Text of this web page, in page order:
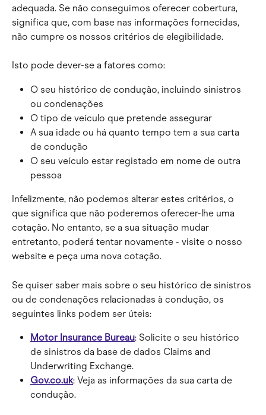
adequada. Se não conseguimos oferecer cobertura,
significa que, com base nas informações fornecidas,
não cumpre os nossos critérios de elegibilidade.
Isto pode dever-se a fatores como:
O seu histórico de condução, incluindo sinistros
ou condenações
O tipo de veículo que pretende assegurar
A sua idade ou há quanto tempo tem a sua carta
de condução
O seu veículo estar registado em nome de outra
pessoa
Infelizmente, não podemos alterar estes critérios, o
que significa que não poderemos oferecer-lhe uma
cotação. No entanto, se a sua situação mudar
entretanto, poderá tentar novamente - visite o nosso
website e peça uma nova cotação.
Se quiser saber mais sobre o seu histórico de sinistros
ou de condenações relacionadas à condução, os
seguintes links podem ser úteis:
Motor Insurance Bureau: Solicite o seu histórico
de sinistros da base de dados Claims and
Underwriting Exchange.
Gov.co.uk: Veja as informações da sua carta de
condução.